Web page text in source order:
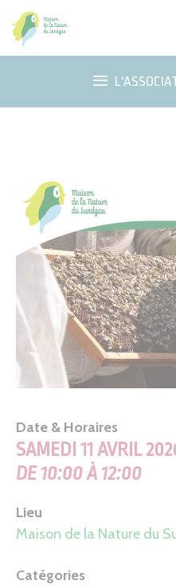
Aller
au
contenu
Date & Horaires
SAMEDI 11 AVRIL
DE 10:00 À 12:00
Lieu
Maison de la Nature du
Catégories